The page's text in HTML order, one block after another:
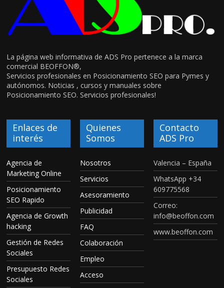
La página web informativa de ADS Pro pertenece a la marca
comercial BEOFFON®,
Servicios profesionales en Posicionamiento SEO para Pymes y
autónomos. Noticias , cursos y manuales sobre
Posicionamiento SEO. Servicios profesionales!
Enlaces de
interés
Agencia de
Marketing Online
Posicionamiento
SEO Rapido
Agencia de Growth
hacking
Gestión de Redes
Sociales
Presupuesto Redes
Sociales
Quienes
Somos
Nosotros
Servicios
Asesoramiento
Publicidad
FAQ
Colaboración
Empleo
Acceso
Contacto
ADS Pro
Valencia – España
WhatsApp +34
609775568
Correo:
info@beoffon.com
www.beoffon.com